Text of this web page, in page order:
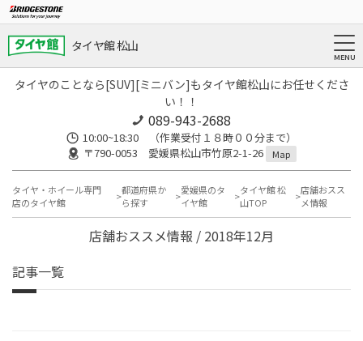
タイヤ館 松山
タイヤのことなら[SUV][ミニバン]もタイヤ館松山にお任せくださ
い！！
089-943-2688
10:00~18:30 （作業受付１８時００分まで）
〒790-0053 愛媛県松山市竹原2-1-26
Map
タイヤ・ホイール専門
店のタイヤ館
都道府県か
ら探す
愛媛県のタ
イヤ館
タイヤ館 松
山TOP
店舗おスス
メ情報
店舗おススメ情報 / 2018年12月
記事一覧